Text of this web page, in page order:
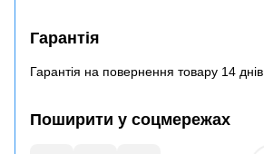
Гарантія
Гарантія на повернення товару 14 днів.
Поширити у соцмережах